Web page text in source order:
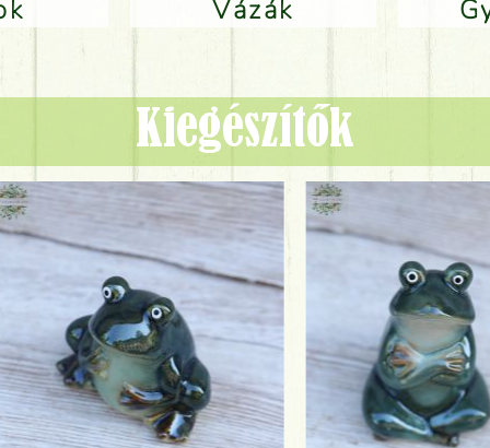
Vázák
Kiegészítők